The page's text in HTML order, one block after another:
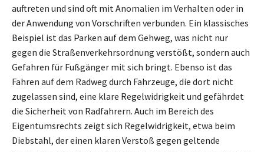
auftreten und sind oft mit Anomalien im Verhalten oder in
der Anwendung von Vorschriften verbunden. Ein klassisches
Beispiel ist das Parken auf dem Gehweg, was nicht nur
gegen die Straßenverkehrsordnung verstößt, sondern auch
Gefahren für Fußgänger mit sich bringt. Ebenso ist das
Fahren auf dem Radweg durch Fahrzeuge, die dort nicht
zugelassen sind, eine klare Regelwidrigkeit und gefährdet
die Sicherheit von Radfahrern. Auch im Bereich des
Eigentumsrechts zeigt sich Regelwidrigkeit, etwa beim
Diebstahl, der einen klaren Verstoß gegen geltende